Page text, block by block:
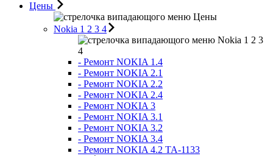
Цены
Цены
Nokia 1 2 3 4
Nokia 1 2 3
4
- Ремонт NOKIA 1.4
- Ремонт NOKIA 2.1
- Ремонт NOKIA 2.2
- Ремонт NOKIA 2.4
- Ремонт NOKIA 3
- Ремонт NOKIA 3.1
- Ремонт NOKIA 3.2
- Ремонт NOKIA 3.4
- Ремонт NOKIA 4.2 TA-1133